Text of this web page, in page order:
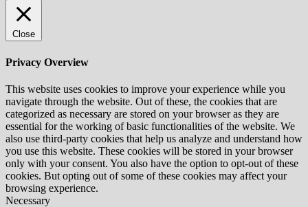
Close
Privacy Overview
This website uses cookies to improve your experience while you
navigate through the website. Out of these, the cookies that are
categorized as necessary are stored on your browser as they are
essential for the working of basic functionalities of the website. We
also use third-party cookies that help us analyze and understand how
you use this website. These cookies will be stored in your browser
only with your consent. You also have the option to opt-out of these
cookies. But opting out of some of these cookies may affect your
browsing experience.
Necessary